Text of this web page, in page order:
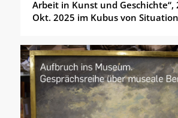
Arbeit in Kunst und Geschichte“,
Okt. 2025 im Kubus von